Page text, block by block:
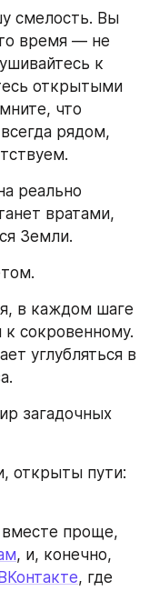
смелость. Вы
время — не
к
открытыми
что
рядом,
реально
вратами,
Земли.
в каждом шаге
сокровенному.
углубляться в
загадочных
вместе проще,
, и, конечно,
, где